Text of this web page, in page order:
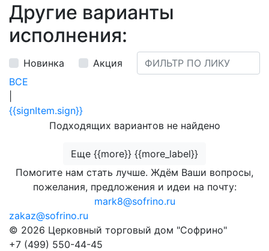
Другие варианты
исполнения:
Новинка
Акция
ВСЕ
{{signItem.sign}}
Подходящих вариантов не найдено
Еще {{more}} {{more_label}}
Помогите нам стать лучше. Ждём Ваши вопросы,
пожелания, предложения и идеи на почту:
mark8@sofrino.ru
zakaz@sofrino.ru
© 2026 Церковный торговый дом "Софрино"
+7 (499) 550-44-45